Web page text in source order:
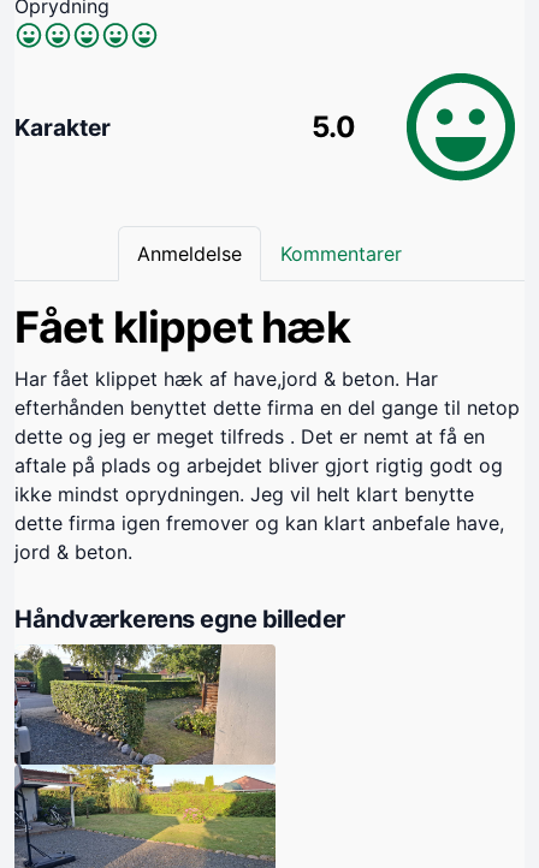
Oprydning
Karakter 5.0
Anmeldelse Kommentarer
Fået klippet hæk
Har fået klippet hæk af have,jord & beton. Har
efterhånden benyttet dette firma en del gange til netop
dette og jeg er meget tilfreds . Det er nemt at få en
aftale på plads og arbejdet bliver gjort rigtig godt og
ikke mindst oprydningen. Jeg vil helt klart benytte
dette firma igen fremover og kan klart anbefale have,
jord & beton.
Håndværkerens egne billeder